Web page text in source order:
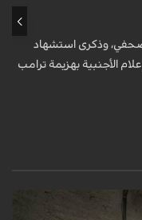
وذكرى استشهاد
الأجنبية بهزيمة ترامب